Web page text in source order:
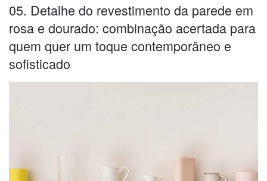
05. Detalhe do revestimento da parede em
rosa e dourado: combinação acertada para
quem quer um toque contemporâneo e
sofisticado